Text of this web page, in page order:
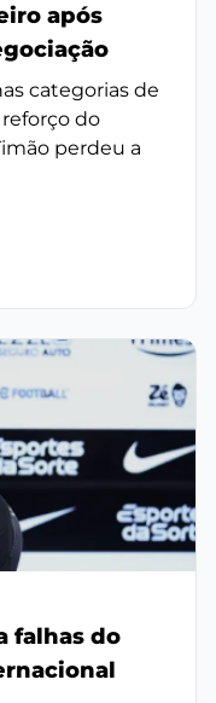
após
categorias de
do
perdeu a
falhas do